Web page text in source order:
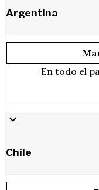
Argentina
En todo el
Chile